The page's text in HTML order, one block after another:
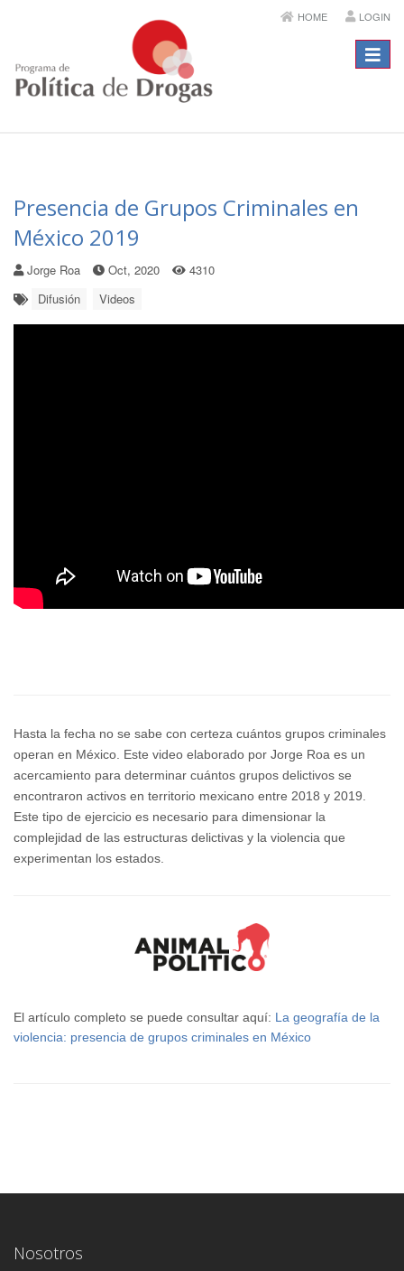
HOME LOGIN
Menú
Presencia de Grupos Criminales en
México 2019
Jorge Roa Oct, 2020
4310
Difusión
Videos
Hasta la fecha no se sabe con certeza cuántos grupos criminales
operan en México. Este video elaborado por Jorge Roa es un
acercamiento para determinar cuántos grupos delictivos se
encontraron activos en territorio mexicano entre 2018 y 2019.
Este tipo de ejercicio es necesario para dimensionar la
complejidad de las estructuras delictivas y la violencia que
experimentan los estados.
El artículo completo se puede consultar aquí: La geografía de la
violencia: presencia de grupos criminales en México
Nosotros